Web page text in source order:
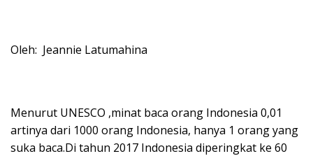
Oleh: Jeannie Latumahina
Menurut UNESCO ,minat baca orang Indonesia 0,01
artinya dari 1000 orang Indonesia, hanya 1 orang yang
suka baca.Di tahun 2017 Indonesia diperingkat ke 60